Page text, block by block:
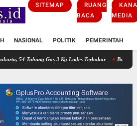
SITEMAP
RUANG
BACA
MEDIA
NASIONAL POLITIK PEMERINTAH
Gas 3 Kg Ludes Terbakar Bus Tabrak Motor di